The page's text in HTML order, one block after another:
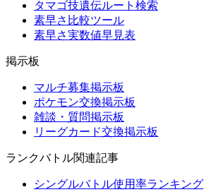
タマゴ技遺伝ルート検索
素早さ比較ツール
素早さ実数値早見表
掲示板
マルチ募集掲示板
ポケモン交換掲示板
雑談・質問掲示板
リーグカード交換掲示板
ランクバトル関連記事
シングルバトル使用率ランキング